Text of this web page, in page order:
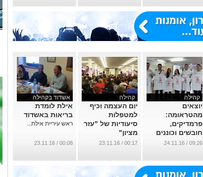
קהילה
יוצאים
מהטראומה:
פרמדיקים,
חובשים וכוננים
של מד"א בכנס
...
09:26 / 24.11.16
קהילה
יום העצמה וכיף
למטפלות
סיעודיות של "עזר
מציון"
...
00:17 / 23.11.16
אשדוד בקהילה
אילת לומדת
בריאות באשדוד
ראש עיריית אילת...
00:08 / 23.11.16